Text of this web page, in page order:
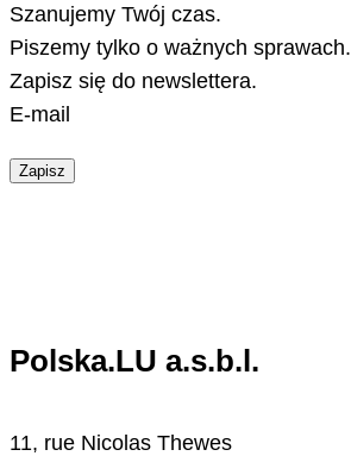
Szanujemy Twój czas.
Piszemy tylko o ważnych sprawach.
Zapisz się do newslettera.
E-mail
Zapisz
Polska.LU a.s.b.l.
11, rue Nicolas Thewes